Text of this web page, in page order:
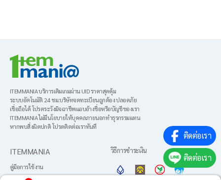
ติดต่อเรา
ติดต่อเรา
ITEMMANIA บริการเติมเกมผ่าน UID ราคาสุดคุ้ม
ระบบอัตโนมัติ 24 ชม.บริษัทจดทะเบียนถูกต้อง ปลอดภัย
เชื่อถือได้ โปรดระวังมิจฉาชีพแอบอ้างชื่อหรือบัญชีของเรา
ITEMMANIA ไม่มีนโยบายให้บุคคลภายนอกทำธุรกรรมแทน
หากพบสิ่งผิดปกติ โปรดติดต่อเราทันที
ITEMMANIA
คู่มือการใช้งาน
วิธีการชำระเงิน